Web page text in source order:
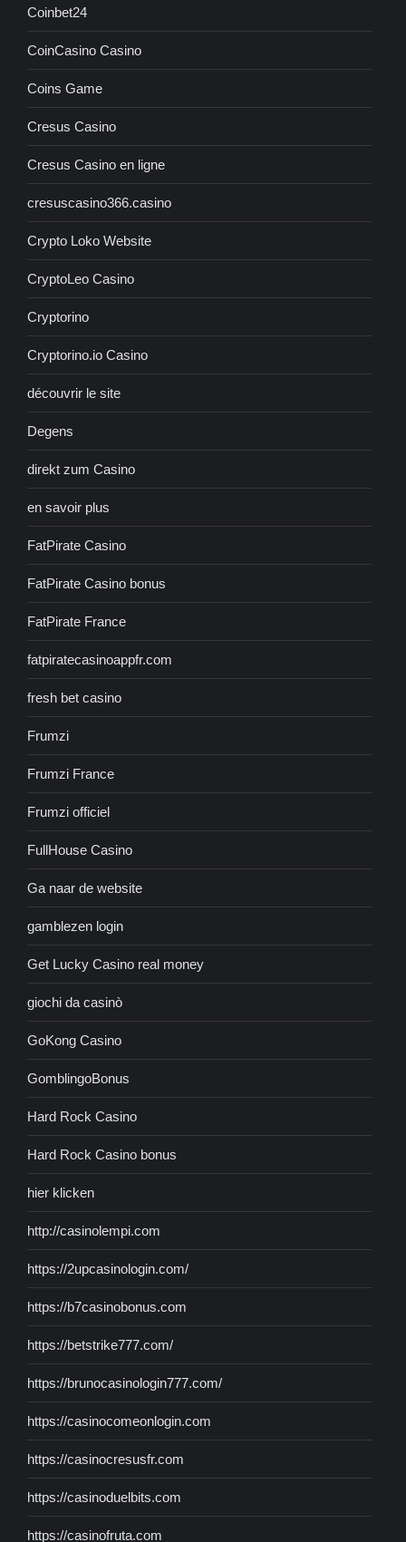
Coinbet24
CoinCasino Casino
Coins Game
Cresus Casino
Cresus Casino en ligne
cresuscasino366.casino
Crypto Loko Website
CryptoLeo Casino
Cryptorino
Cryptorino.io Casino
découvrir le site
Degens
direkt zum Casino
en savoir plus
FatPirate Casino
FatPirate Casino bonus
FatPirate France
fatpiratecasinoappfr.com
fresh bet casino
Frumzi
Frumzi France
Frumzi officiel
FullHouse Casino
Ga naar de website
gamblezen login
Get Lucky Casino real money
giochi da casinò
GoKong Casino
GomblingoBonus
Hard Rock Casino
Hard Rock Casino bonus
hier klicken
http://casinolempi.com
https://2upcasinologin.com/
https://b7casinobonus.com
https://betstrike777.com/
https://brunocasinologin777.com/
https://casinocomeonlogin.com
https://casinocresusfr.com
https://casinoduelbits.com
https://casinofruta.com